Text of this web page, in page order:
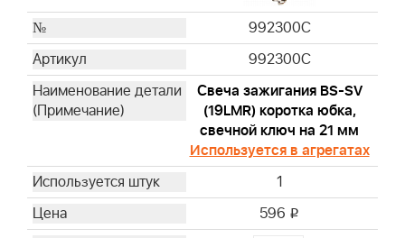
797007
797008
798513
798795
805267S
595191
491056
692513
696854
992300C
992300C
Свеча зажигания BS-SV
(19LMR) коротка юбка,
свечной ключ на 21 мм
Используется в агрегатах
1
596 i